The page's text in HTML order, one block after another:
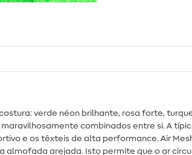
verde néon brilhante, rosa forte,
combinados entre si. A
e os têxteis de alta performance. Air
arejada. Isto permite que o ar